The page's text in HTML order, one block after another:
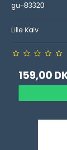
gu-83320
Lille Kalv
159,00